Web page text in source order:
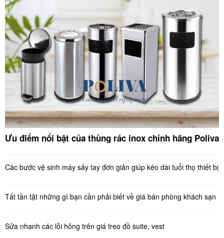
Ưu điểm nổi bật của thùng rác inox chính hãng Poliva
Các bước vệ sinh máy sấy tay đơn giản giúp kéo dài tuổi thọ thiết bị
Tất tần tật những gì bạn cần phải biết về giá bán phòng khách sạn
Sửa nhanh các lỗi hỏng trên giá treo đồ suite, vest